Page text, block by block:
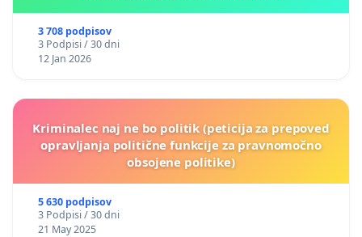
3 708 podpisov
3 Podpisi / 30 dni
12 Jan 2026
Kriminalec naj ne bo politik (peticija za prepoved
opravljanja politične funkcije za pravnomočno
obsojene politike)
5 630 podpisov
3 Podpisi / 30 dni
21 May 2025